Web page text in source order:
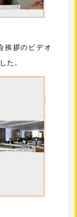
挨拶のビデオ
た。